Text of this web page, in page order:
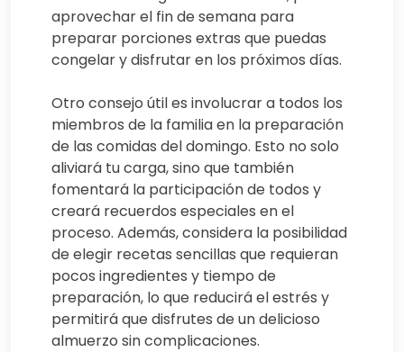
aprovechar el fin de semana para
preparar porciones extras que puedas
congelar y disfrutar en los próximos días.
Otro consejo útil es involucrar a todos los
miembros de la familia en la preparación
de las comidas del domingo. Esto no solo
aliviará tu carga, sino que también
fomentará la participación de todos y
creará recuerdos especiales en el
proceso. Además, considera la posibilidad
de elegir recetas sencillas que requieran
pocos ingredientes y tiempo de
preparación, lo que reducirá el estrés y
permitirá que disfrutes de un delicioso
almuerzo sin complicaciones.